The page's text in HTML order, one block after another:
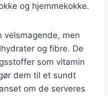
og hjemmekokke.
velsmagende, men
og fibre. De
som vitamin
dem til et sundt
om de serveres